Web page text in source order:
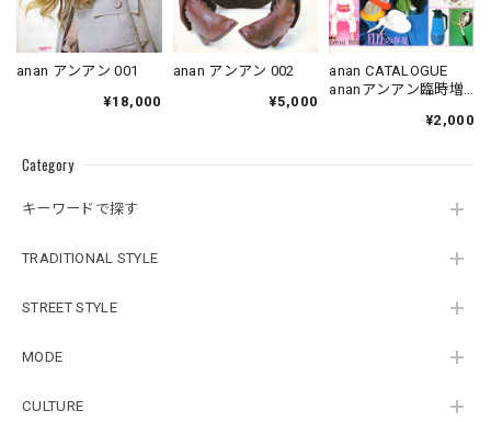
Category
キーワードで探す
TRADITIONAL STYLE
STREET STYLE
MODE
CULTURE
anan アンアン 001
¥18,000
anan アンアン 002
¥5,000
anan CATALOGUE
ananアンアン臨時増
¥2,000